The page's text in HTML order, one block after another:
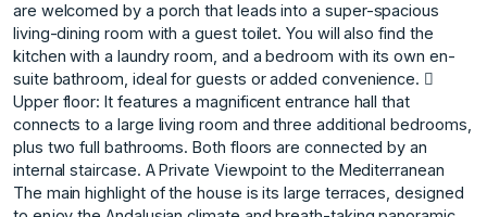
are welcomed by a porch that leads into a super-spacious
living-dining room with a guest toilet. You will also find the
kitchen with a laundry room, and a bedroom with its own en-
suite bathroom, ideal for guests or added convenience. 
Upper floor: It features a magnificent entrance hall that
connects to a large living room and three additional bedrooms,
plus two full bathrooms. Both floors are connected by an
internal staircase. A Private Viewpoint to the Mediterranean
The main highlight of the house is its large terraces, designed